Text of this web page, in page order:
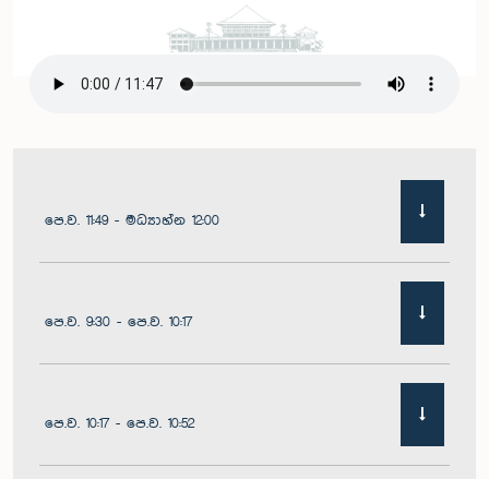
පෙ.ව. 11:49 - මධ්‍යාහ්න 12:00
පෙ.ව. 9:30 - පෙ.ව. 10:17
පෙ.ව. 10:17 - පෙ.ව. 10:52